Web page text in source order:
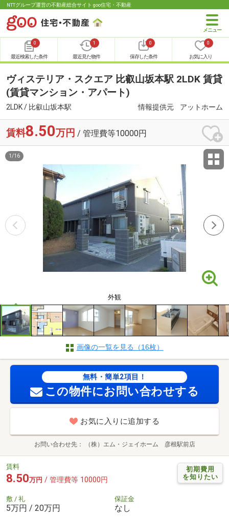
NTTグループ運営の不動産総合サイト goo住宅・不動産
0
最近検索した条件
1
最近見た物件
0
保存した条件
0
お気に入り
ヴィステリア・スクエア 比叡山坂本駅 2LDK 賃貸
(賃貸マンション・アパート)
2LDK / 比叡山坂本駅 情報提供元 アットホーム
賃料8.50万円 / 管理費等10000円
外観
1 /16
画像の一覧を見る（16枚）
無料・簡単2項目！
この物件にお問い合わせする
お気に入りに追加する
お問い合わせ先 （株）エム・ジェイホーム 彦根駅前店
初期費用
を知りたい
賃料
8.50万円 / 管理費等 10000円
敷 / 礼
5万円 / 20万円
保証金
なし